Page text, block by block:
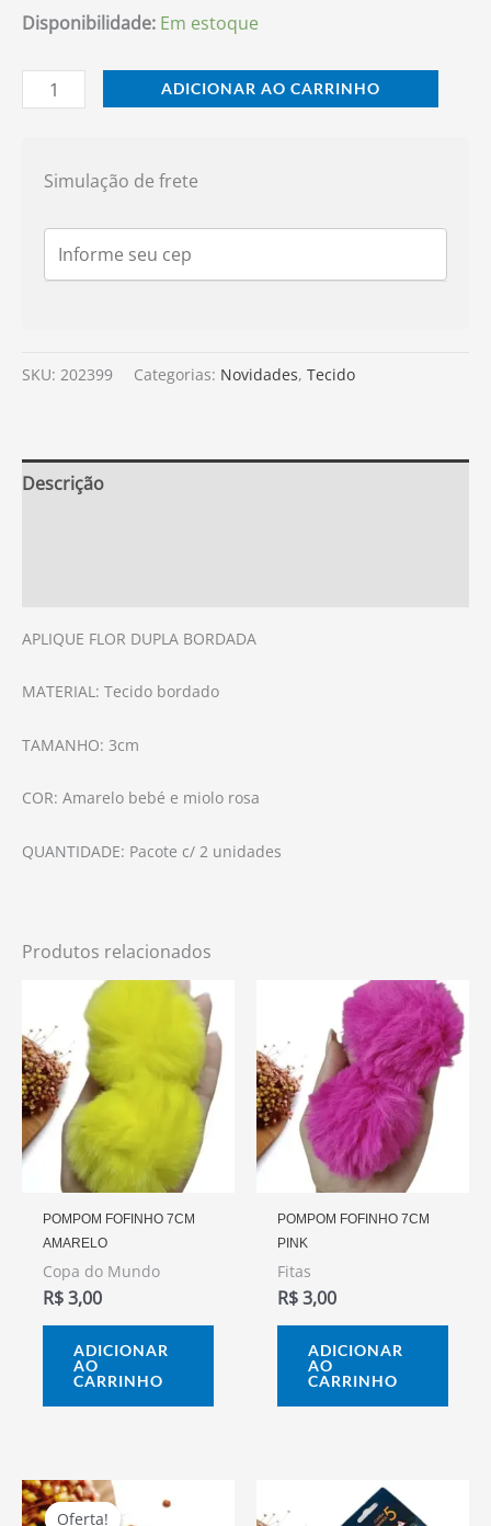
Disponibilidade: Em estoque
ADICIONAR AO CARRINHO
Simulação de frete
SKU: 202399 Categorias: Novidades, Tecido
Descrição
APLIQUE FLOR DUPLA BORDADA
MATERIAL: Tecido bordado
TAMANHO: 3cm
COR: Amarelo bebé e miolo rosa
QUANTIDADE: Pacote c/ 2 unidades
Produtos relacionados
POMPOM FOFINHO 7CM
AMARELO
Copa do Mundo
R$3,00
ADICIONAR
AO
CARRINHO
POMPOM FOFINHO 7CM
PINK
Fitas
R$3,00
ADICIONAR
AO
CARRINHO
Oferta!
Oferta!
O
Preço
Preço